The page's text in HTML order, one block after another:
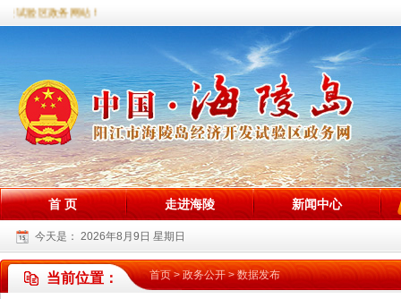
试验区政务网站！
首 页 走进海陵 新闻中心
今天是： 2026年8月9日 星期日
当前位置： 首页>政务公开>数据发布